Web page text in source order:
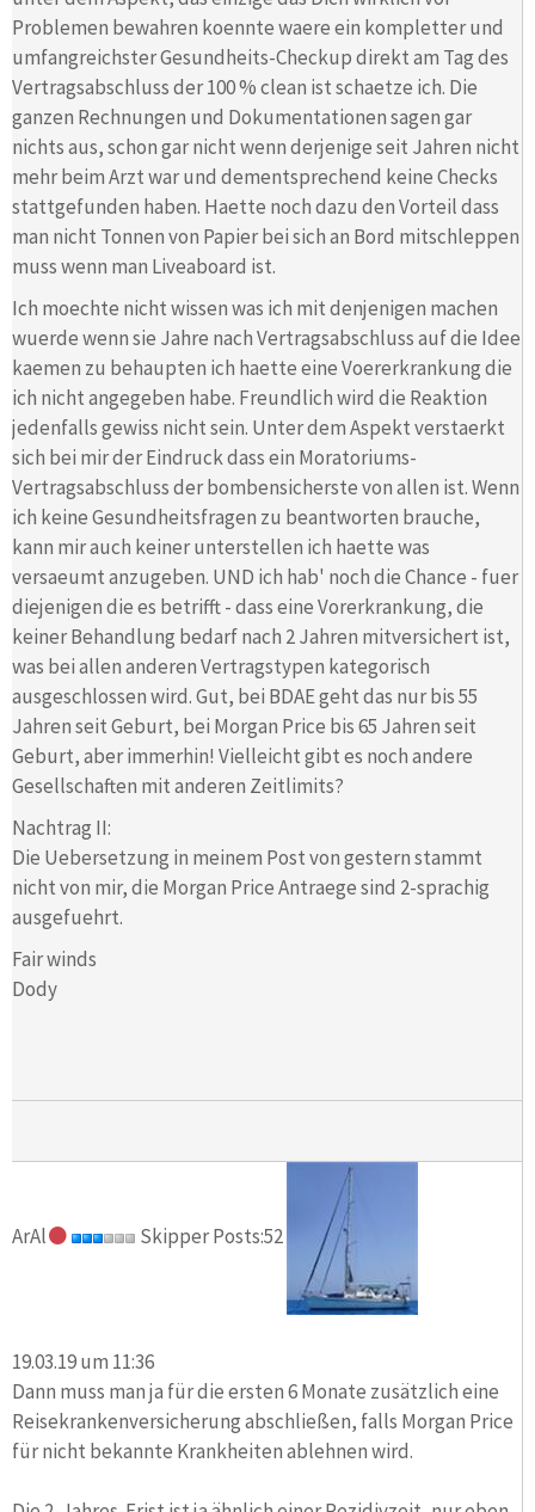
Problemen bewahren koennte waere ein kompletter und
umfangreichster Gesundheits-Checkup direkt am Tag des
Vertragsabschluss der 100 % clean ist schaetze ich. Die
ganzen Rechnungen und Dokumentationen sagen gar
nichts aus, schon gar nicht wenn derjenige seit Jahren nicht
mehr beim Arzt war und dementsprechend keine Checks
stattgefunden haben. Haette noch dazu den Vorteil dass
man nicht Tonnen von Papier bei sich an Bord mitschleppen
muss wenn man Liveaboard ist.
Ich moechte nicht wissen was ich mit denjenigen machen
wuerde wenn sie Jahre nach Vertragsabschluss auf die Idee
kaemen zu behaupten ich haette eine Voererkrankung die
ich nicht angegeben habe. Freundlich wird die Reaktion
jedenfalls gewiss nicht sein. Unter dem Aspekt verstaerkt
sich bei mir der Eindruck dass ein Moratoriums-
Vertragsabschluss der bombensicherste von allen ist. Wenn
ich keine Gesundheitsfragen zu beantworten brauche,
kann mir auch keiner unterstellen ich haette was
versaeumt anzugeben. UND ich hab' noch die Chance - fuer
diejenigen die es betrifft - dass eine Vorerkrankung, die
keiner Behandlung bedarf nach 2 Jahren mitversichert ist,
was bei allen anderen Vertragstypen kategorisch
ausgeschlossen wird. Gut, bei BDAE geht das nur bis 55
Jahren seit Geburt, bei Morgan Price bis 65 Jahren seit
Geburt, aber immerhin! Vielleicht gibt es noch andere
Gesellschaften mit anderen Zeitlimits?
Nachtrag II:
Die Uebersetzung in meinem Post von gestern stammt
nicht von mir, die Morgan Price Antraege sind 2-sprachig
ausgefuehrt.
Fair winds
Dody
ArAl Skipper Posts:52
19.03.19 um 11:36
Dann muss man ja für die ersten 6 Monate zusätzlich eine
Reisekrankenversicherung abschließen, falls Morgan Price
für nicht bekannte Krankheiten ablehnen wird.